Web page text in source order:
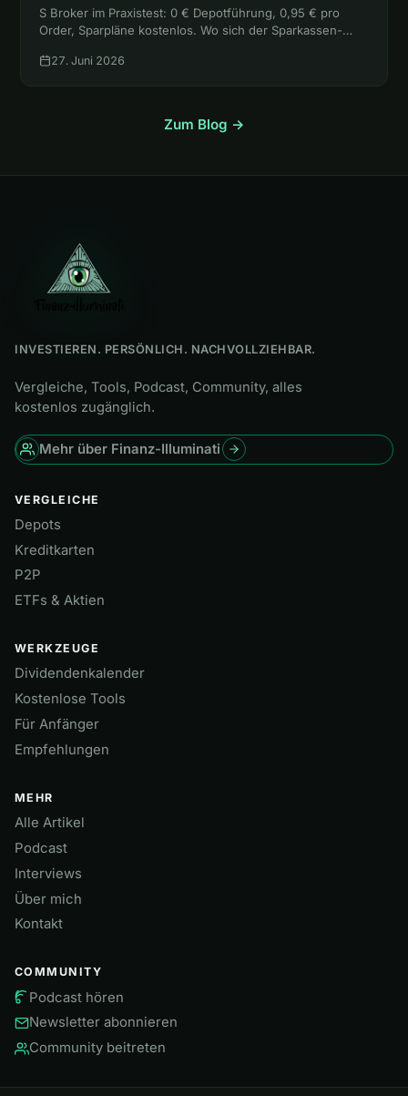
S Broker im Praxistest: 0 € Depotführung, 0,95 € pro
Order, Sparpläne kostenlos. Wo sich der Sparkassen-
und für wen er passt.
27. Juni 2026
Zum Blog →
INVESTIEREN. PERSÖNLICH. NACHVOLLZIEHBAR.
Vergleiche, Tools, Podcast, Community, alles
kostenlos zugänglich.
Mehr über Finanz-Illuminati
VERGLEICHE
Depots
Kreditkarten
P2P
ETFs & Aktien
WERKZEUGE
Dividendenkalender
Kostenlose Tools
Für Anfänger
Empfehlungen
MEHR
Alle Artikel
Podcast
Interviews
Über mich
Kontakt
COMMUNITY
Podcast hören
Newsletter abonnieren
Community beitreten